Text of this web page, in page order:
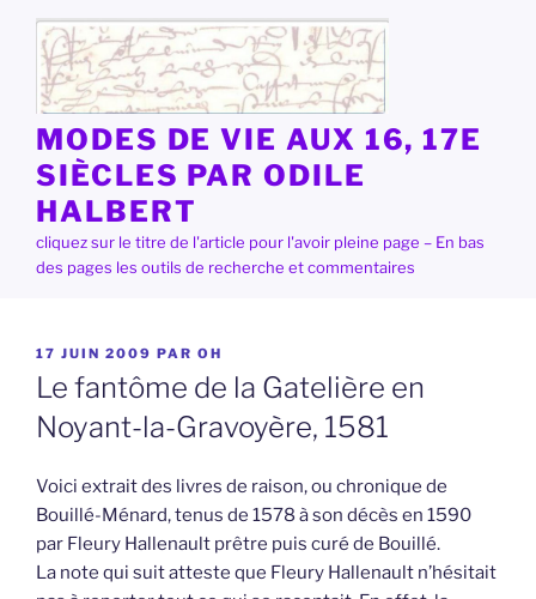
contenu
principal
MODES DE VIE AUX 16, 17E
SIÈCLES PAR ODILE
HALBERT
cliquez sur le titre de l'article pour l'avoir pleine page – En bas
des pages les outils de recherche et commentaires
PUBLIÉ
LE
17 JUIN 2009 PAR OH
Le fantôme de la Gatelière en
Noyant-la-Gravoyère, 1581
Voici extrait des livres de raison, ou chronique de
Bouillé-Ménard, tenus de 1578 à son décès en 1590
par Fleury Hallenault prêtre puis curé de Bouillé.
La note qui suit atteste que Fleury Hallenault n’hésitait